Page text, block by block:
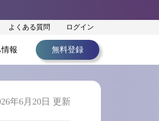
よくある質問 ログイン
報 無料登録
年6月20日 更新